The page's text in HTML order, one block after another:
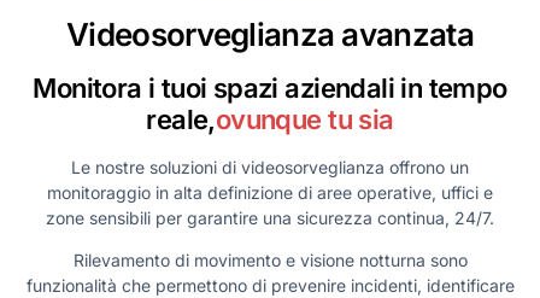
Videosorveglianza avanzata
Monitora i tuoi spazi aziendali in tempo
reale,ovunque tu sia
Le nostre soluzioni di videosorveglianza offrono un
monitoraggio in alta definizione di aree operative, uffici e
zone sensibili per garantire una sicurezza continua, 24/7.
Rilevamento di movimento e visione notturna sono
funzionalità che permettono di prevenire incidenti, identificare